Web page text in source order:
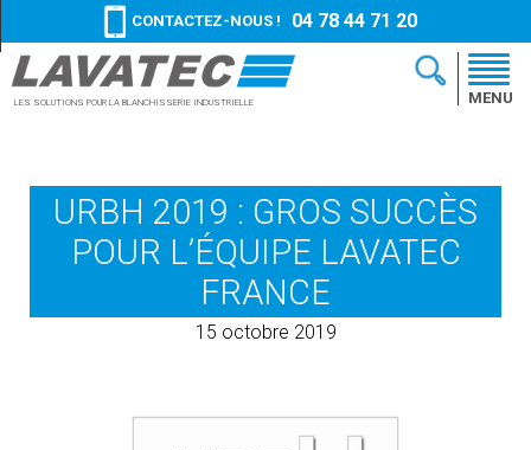
LES SOLUTIONS POUR LA BLANCHISSERIE INDUSTRIELLE
CONTACTEZ-NOUS ! 04 78 44 71 20
MENU
URBH 2019 : GROS SUCCÈS
POUR L’ÉQUIPE LAVATEC
FRANCE
15 octobre 2019